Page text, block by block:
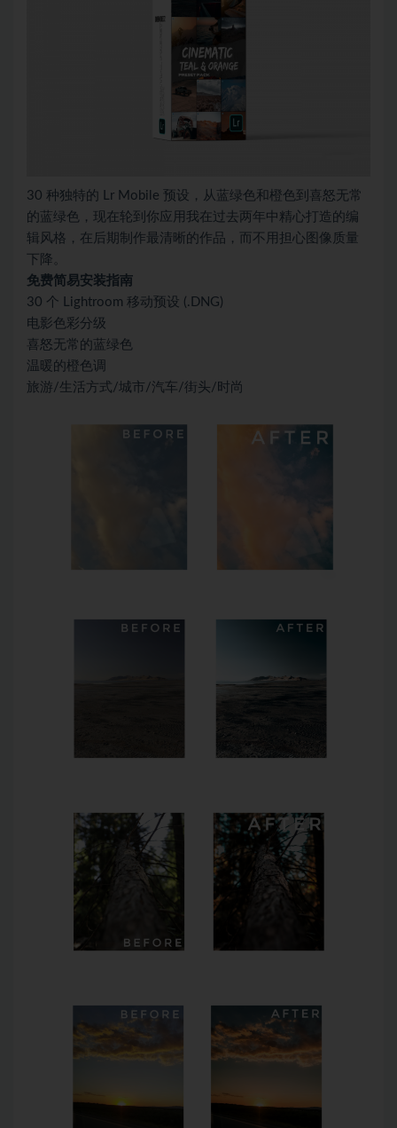
30 种独特的 Lr Mobile 预设，从蓝绿色和橙色到喜怒无常
的蓝绿色，现在轮到你应用我在过去两年中精心打造的编
辑风格，在后期制作最清晰的作品，而不用担心图像质量
下降。
免费简易安装指南
30 个 Lightroom 移动预设 (.DNG)
电影色彩分级
喜怒无常的蓝绿色
温暖的橙色调
旅游/生活方式/城市/汽车/街头/时尚